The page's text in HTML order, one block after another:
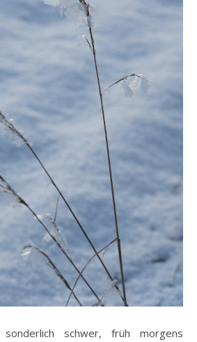
schwer, früh morgens